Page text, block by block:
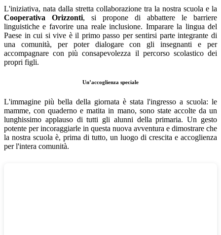
L'iniziativa, nata dalla stretta collaborazione tra la nostra scuola e la
Cooperativa Orizzonti, si propone di abbattere le barriere
linguistiche e favorire una reale inclusione. Imparare la lingua del
Paese in cui si vive è il primo passo per sentirsi parte integrante di
una comunità, per poter dialogare con gli insegnanti e per
accompagnare con più consapevolezza il percorso scolastico dei
propri figli.
Un’accoglienza speciale
L'immagine più bella della giornata è stata l'ingresso a scuola: le
mamme, con quaderno e matita in mano, sono state accolte da un
lunghissimo applauso di tutti gli alunni della primaria. Un gesto
potente per incoraggiarle in questa nuova avventura e dimostrare che
la nostra scuola è, prima di tutto, un luogo di crescita e accoglienza
per l'intera comunità.